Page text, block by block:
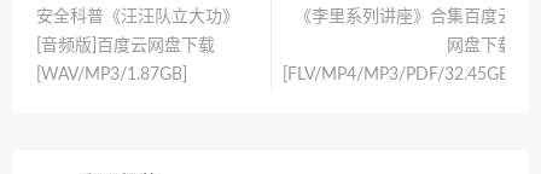
安全科普《汪汪队立大功》
[音频版]百度云网盘下载
[WAV/MP3/1.87GB]
《李里系列讲座》合集百度云
网盘下载
[FLV/MP4/MP3/PDF/32.45GB]